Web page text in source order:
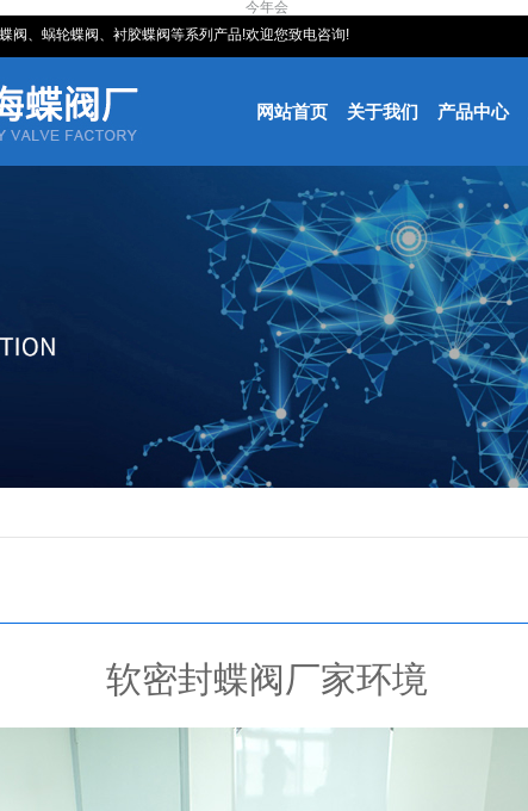
今年会
夹蝶阀、蜗轮蝶阀、衬胶蝶阀等系列产品!欢迎您致电咨询!
网站首页 关于我们 产品中心
软密封蝶阀厂家环境